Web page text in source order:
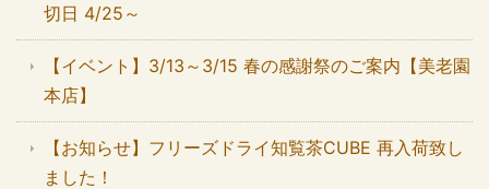
切日 4/25～
【イベント】3/13～3/15 春の感謝祭のご案内【美老園
本店】
【お知らせ】フリーズドライ知覧茶CUBE 再入荷致し
ました！